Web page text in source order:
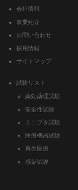
会社情報
事業紹介
お問い合わせ
採用情報
サイトマップ
試験リスト
薬効薬理試験
安全性試験
ミニブタ試験
医療機器試験
再生医療
感染試験